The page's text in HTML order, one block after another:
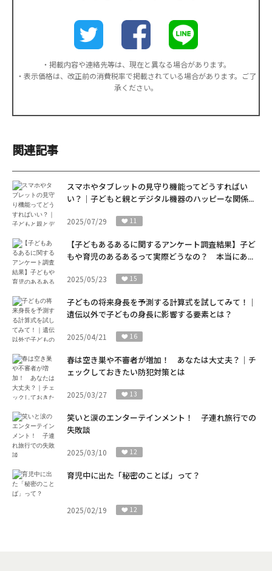
・掲載内容や連絡先等は、現在と異なる場合があります。
・表示価格は、改正前の消費税率で掲載されている場合があります。ご了
承ください。
関連記事
スマホやタブレットの見守り機能ってどうすればい
い？｜子どもと親とデジタル機器のハッピーな関係...
2025/07/29 11
【子どもあるあるに関するアンケート調査結果】子ど
もや育児のあるあるって実際どうなの？ 本当にあ...
2025/05/23 15
子どもの将来身長を予測する計算式を試してみて！｜
遺伝以外で子どもの身長に影響する要素とは？
2025/04/21 16
春は空き巣や不審者が増加！ あなたは大丈夫？｜チ
ェックしておきたい防犯対策とは
2025/03/27 13
笑いと涙のエンターテインメント！ 子連れ旅行での
失敗談
2025/03/10 12
育児中に出た「秘密のことば」って？
2025/02/19 12